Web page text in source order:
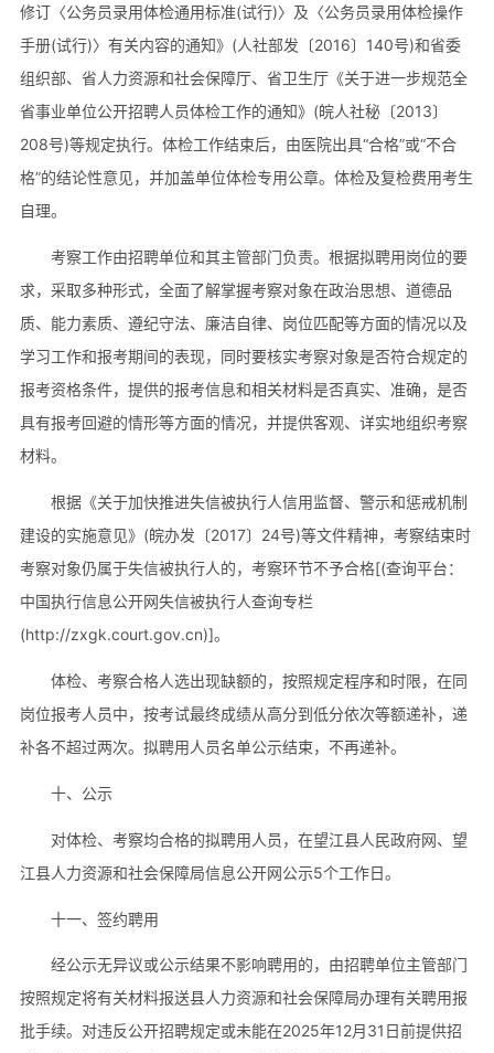
修订〈公务员录用体检通用标准(试行)〉及〈公务员录用体检操作
手册(试行)〉有关内容的通知》(人社部发〔2016〕140号)和省委
组织部、省人力资源和社会保障厅、省卫生厅《关于进一步规范全
省事业单位公开招聘人员体检工作的通知》(皖人社秘〔2013〕
208号)等规定执行。体检工作结束后，由医院出具“合格”或“不合
格”的结论性意见，并加盖单位体检专用公章。体检及复检费用考生
自理。
考察工作由招聘单位和其主管部门负责。根据拟聘用岗位的要
求，采取多种形式，全面了解掌握考察对象在政治思想、道德品
质、能力素质、遵纪守法、廉洁自律、岗位匹配等方面的情况以及
学习工作和报考期间的表现，同时要核实考察对象是否符合规定的
报考资格条件，提供的报考信息和相关材料是否真实、准确，是否
具有报考回避的情形等方面的情况，并提供客观、详实地组织考察
材料。
根据《关于加快推进失信被执行人信用监督、警示和惩戒机制
建设的实施意见》(皖办发〔2017〕24号)等文件精神，考察结束时
考察对象仍属于失信被执行人的，考察环节不予合格[(查询平台：
中国执行信息公开网失信被执行人查询专栏
(http://zxgk.court.gov.cn)]。
体检、考察合格人选出现缺额的，按照规定程序和时限，在同
岗位报考人员中，按考试最终成绩从高分到低分依次等额递补，递
补各不超过两次。拟聘用人员名单公示结束，不再递补。
十、公示
对体检、考察均合格的拟聘用人员，在望江县人民政府网、望
江县人力资源和社会保障局信息公开网公示5个工作日。
十一、签约聘用
经公示无异议或公示结果不影响聘用的，由招聘单位主管部门
按照规定将有关材料报送县人力资源和社会保障局办理有关聘用报
批手续。对违反公开招聘规定或未能在2025年12月31日前提供招